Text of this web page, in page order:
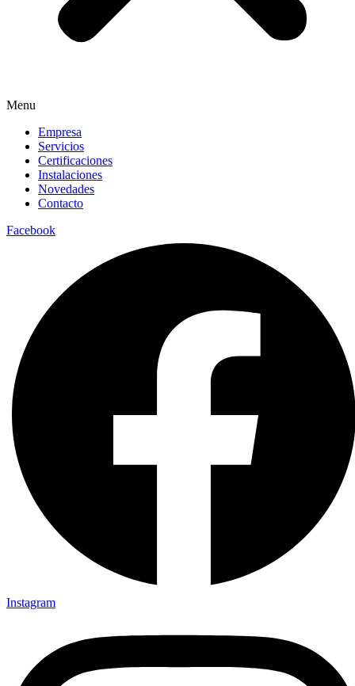
Menu
Empresa
Servicios
Certificaciones
Instalaciones
Novedades
Contacto
Facebook
Instagram